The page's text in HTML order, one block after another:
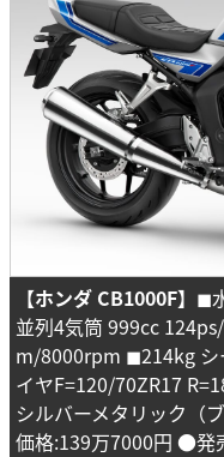
【ホンダ CB1000F】 ◼︎
並列4気筒 999cc
m/8000rpm ◼︎214kg
イヤF=120/70ZR17
シルバーメタリック（
価格:139万7000円 ●発